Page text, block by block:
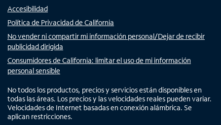
Accesibilidad
Política de Privacidad de California
No vender ni compartir mi información personal/Dejar de recibir
publicidad dirigida
Consumidores de California: limitar el uso de mi información
personal sensible
No todos los productos, precios y servicios están disponibles en
todas las áreas. Los precios y las velocidades reales pueden variar.
Velocidades de Internet basadas en conexión alámbrica. Se
aplican restricciones.